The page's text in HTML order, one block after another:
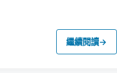
繼續閱讀→